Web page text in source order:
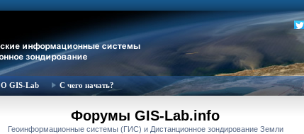
О GIS-Lab С чего начать?
Форумы GIS-Lab.info
Геоинформационные системы (ГИС) и Дистанционное зондирование Земли